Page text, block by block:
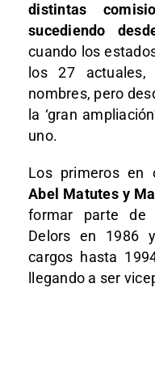
distintas
sucediendo
cuando los
los 27
nombres, pero
la ‘gran
uno.
Los primeros en
Abel Matutes y
formar parte de
Delors en 1986
cargos hasta
llegando a ser